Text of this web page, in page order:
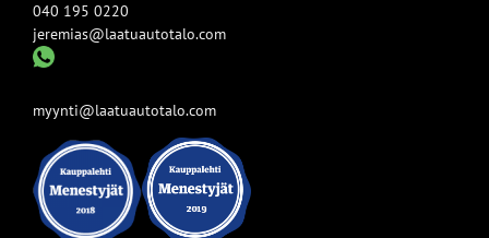
040 195 0220
jeremias@laatuautotalo.com
myynti@laatuautotalo.com